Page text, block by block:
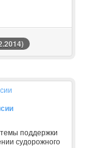
поддержки
судорожного